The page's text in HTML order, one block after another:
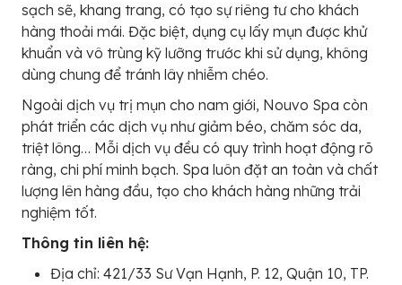
sạch sẽ, khang trang, có tạo sự riêng tư cho khách
hàng thoải mái. Đặc biệt, dụng cụ lấy mụn được khử
khuẩn và vô trùng kỹ lưỡng trước khi sử dụng, không
dùng chung để tránh lây nhiễm chéo.
Ngoài dịch vụ trị mụn cho nam giới, Nouvo Spa còn
phát triển các dịch vụ như giảm béo, chăm sóc da,
triệt lông… Mỗi dịch vụ đều có quy trình hoạt động rõ
ràng, chi phí minh bạch. Spa luôn đặt an toàn và chất
lượng lên hàng đầu, tạo cho khách hàng những trải
nghiệm tốt.
Thông tin liên hệ:
Địa chỉ: 421/33 Sư Vạn Hạnh, P. 12, Quận 10, TP.